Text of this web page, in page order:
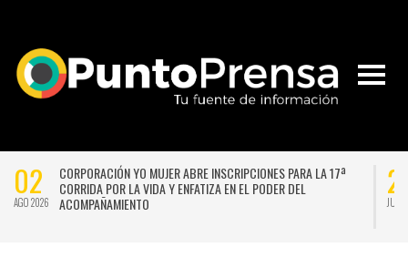
LAS FLORES” VUELVE CON UNA VERSIÓN
BAJO LA DIRECCIÓN DE GUSTAVO
SILVA
27
UNIVERSIDAD DE
ITALIANO Y SE